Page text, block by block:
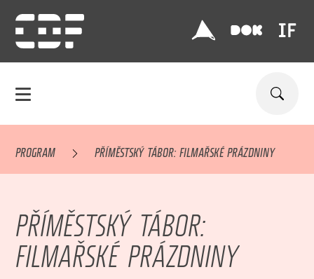
PROGRAM PŘÍMĚSTSKÝ TÁBOR: FILMAŘSKÉ PRÁZDNINY
PŘÍMĚSTSKÝ TÁBOR:
FILMAŘSKÉ PRÁZDNINY